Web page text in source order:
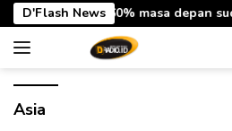
Langsung
ke
konten
D'Flash News
masa depan sudah ada di tangan”
Asia